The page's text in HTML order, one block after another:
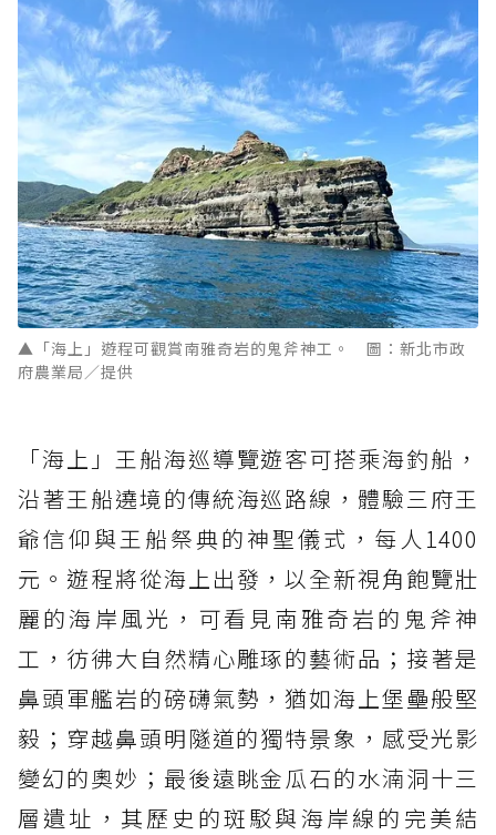
▲「海上」遊程可觀賞南雅奇岩的鬼斧神工。 圖：新北市政
府農業局／提供
「海上」王船海巡導覽遊客可搭乘海釣船，
沿著王船遶境的傳統海巡路線，體驗三府王
爺信仰與王船祭典的神聖儀式，每人1400
元。遊程將從海上出發，以全新視角飽覽壯
麗的海岸風光，可看見南雅奇岩的鬼斧神
工，彷彿大自然精心雕琢的藝術品；接著是
鼻頭軍艦岩的磅礴氣勢，猶如海上堡壘般堅
毅；穿越鼻頭明隧道的獨特景象，感受光影
變幻的奧妙；最後遠眺金瓜石的水湳洞十三
層遺址，其歷史的斑駁與海岸線的完美結